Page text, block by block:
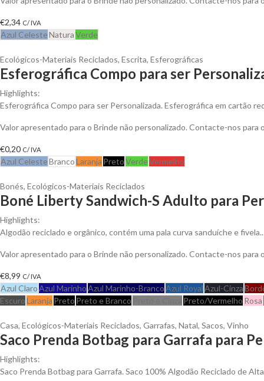
€2,34 C/ IVA
Azul CelesteNaturaVerde
Ecológicos-Materiais Reciclados, Escrita, Esferográficas
Esferográfica Compo para ser
Highlights:
Esferográfica Compo para ser Personalizada. Esferográfica em cartão
Valor apresentado para o Brinde não personalizado. Contacte-nos
€0,20 C/ IVA
Azul CelesteBrancoLaranja PretoVerdeVermelho
Bonés, Ecológicos-Materiais Reciclados
Boné Liberty Sandwich-S Adulto para
Highlights:
Algodão reciclado e orgânico, contém uma pala curva sanduíche e
Valor apresentado para o Brinde não personalizado. Contacte-nos
€8,99 C/ IVA
Azul ClaroAzul MarinhoAzul Marinho-BrancoAzul RoyalAzul-Cinza
EscuroLaranja Preto Preto e Branco Preto/Vermelho Rosa
Casa, Ecológicos-Materiais Reciclados, Garrafas, Natal, Sacos, Vinho
Saco Prenda Botbag para Garrafa para
Highlights:
Saco Prenda Botbag para Garrafa. Saco 100% Algodão Reciclado de